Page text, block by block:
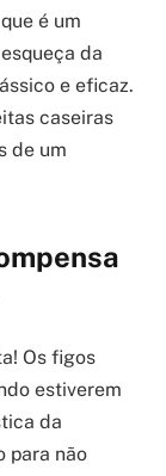
é um
da
e eficaz.
caseiras
de um
Os figos
estiverem
da
para não